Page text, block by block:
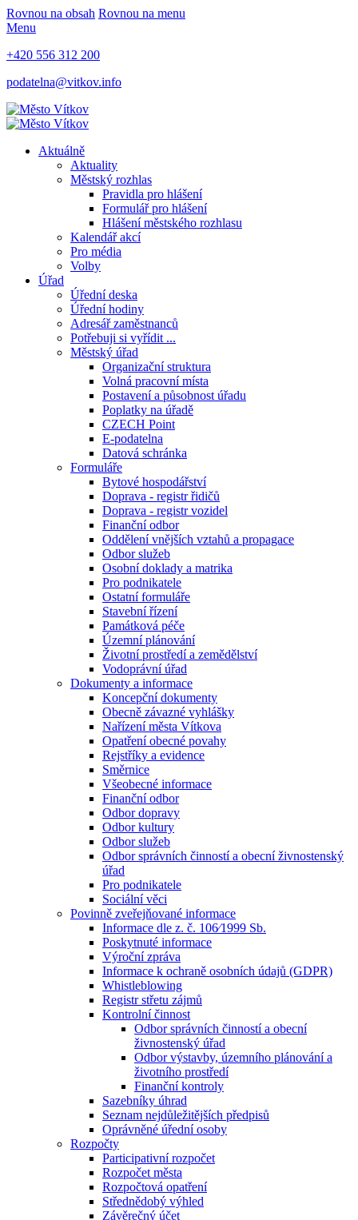
Rovnou na obsah Rovnou na menu
Menu
+420 556 312 200
podatelna@vitkov.info
Aktuálně
Aktuality
Městský rozhlas
Pravidla pro hlášení
Formulář pro hlášení
Hlášení městského rozhlasu
Kalendář akcí
Pro média
Volby
Úřad
Úřední deska
Úřední hodiny
Adresář zaměstnanců
Potřebuji si vyřídit ...
Městský úřad
Organizační struktura
Volná pracovní místa
Postavení a působnost úřadu
Poplatky na úřadě
CZECH Point
E-podatelna
Datová schránka
Formuláře
Bytové hospodářství
Doprava - registr řidičů
Doprava - registr vozidel
Finanční odbor
Oddělení vnějších vztahů a propagace
Odbor služeb
Osobní doklady a matrika
Pro podnikatele
Ostatní formuláře
Stavební řízení
Památková péče
Územní plánování
Životní prostředí a zemědělství
Vodoprávní úřad
Dokumenty a informace
Koncepční dokumenty
Obecně závazné vyhlášky
Nařízení města Vítkova
Opatření obecné povahy
Rejstříky a evidence
Směrnice
Všeobecné informace
Finanční odbor
Odbor dopravy
Odbor kultury
Odbor služeb
Odbor správních činností a obecní živnostenský
úřad
Pro podnikatele
Sociální věci
Povinně zveřejňované informace
Informace dle z. č. 106⁄1999 Sb.
Poskytnuté informace
Výroční zpráva
Informace k ochraně osobních údajů (GDPR)
Whistleblowing
Registr střetu zájmů
Kontrolní činnost
Odbor správních činností a obecní
živnostenský úřad
Odbor výstavby, územního plánování a
životního prostředí
Finanční kontroly
Sazebníky úhrad
Seznam nejdůležitějších předpisů
Oprávněné úřední osoby
Rozpočty
Participativní rozpočet
Rozpočet města
Rozpočtová opatření
Střednědobý výhled
Závěrečný účet